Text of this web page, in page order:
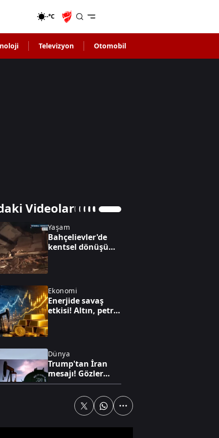
-°C
Televizyon Otomobil
Videolar
Yaşam
Bahçelievler'de
kentsel dönüşüm
Ekonomi
Enerjide savaş
etkisi! Altın, petrol
Dünya
Trump'tan İran
mesajı! Gözler
Hürmüz'de: Kritik
FETÖ'nün kritik